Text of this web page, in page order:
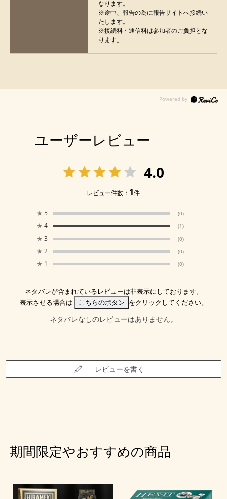
なります。
※途中、報告の為に報告サイトへ接続い
たします。
※接続料・通信料は参加者のご負担とな
ります。
ユーザーレビュー
4.0
レビュー件数： 1件
★ 5 (0)
★ 4 (1)
★ 3 (0)
★ 2 (0)
★ 1 (0)
ネタバレが含まれているレビューは非表示にしております。
表示させる場合は
こちらのボタン をクリックしてください。
ネタバレなしのレビューはありません。
レビューを書く
期間限定やおすすめの商品